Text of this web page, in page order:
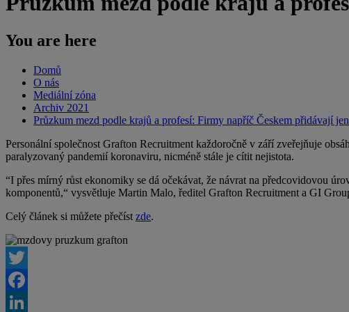
You are here
Domů
O nás
Mediální zóna
Archiv 2021
Průzkum mezd podle krajů a profesí: Firmy napříč Českem přidávají
Personální společnost Grafton Recruitment každoročně v září zveřejňuje
paralyzovaný pandemií koronaviru, nicméně stále je cítit nejistota.
“I přes mírný růst ekonomiky se dá očekávat, že návrat na předcovidovou
komponentů,“ vysvětluje Martin Malo, ředitel Grafton Recruitment a GI
Celý článek si můžete přečíst zde.
Twitter
Facebook